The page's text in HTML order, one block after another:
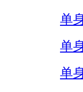
单
单
单